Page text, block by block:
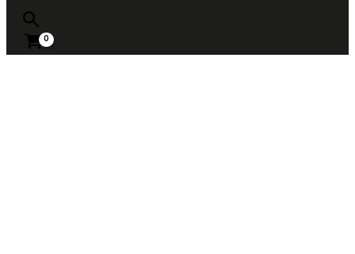
Near